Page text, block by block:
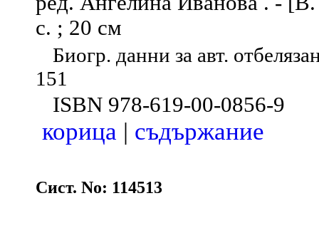
с. ; 20 см
Биогр. данни за авт.
151
ISBN 978-619-00-0856-9
корица | съдържание
Сист. No: 114513